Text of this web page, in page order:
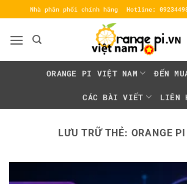
qua
nội
Nhà phân phối chính hãng Hotline:
ORANGE PI VIỆT NAM ĐẾN
CÁC BÀI VIẾT LIÊN
LƯU TRỮ THẺ: ORANGE